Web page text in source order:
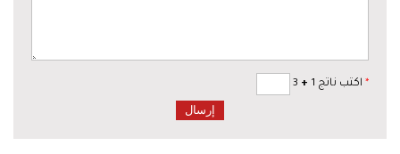
* اكتب ناتج 1 +